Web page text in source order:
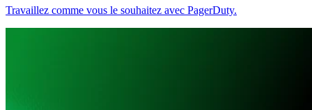
Travaillez comme vous le souhaitez avec PagerDuty.